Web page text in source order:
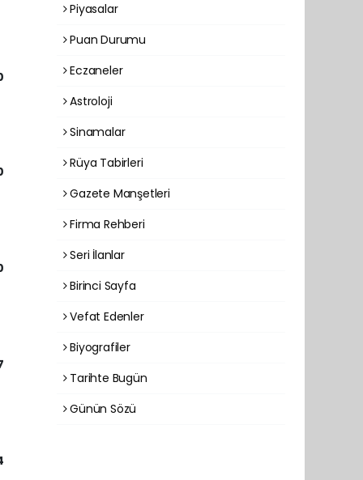
Piyasalar
Puan Durumu
Eczaneler
Astroloji
Sinamalar
Rüya Tabirleri
Gazete Manşetleri
Firma Rehberi
Seri İlanlar
Birinci Sayfa
Vefat Edenler
Biyografiler
Tarihte Bugün
Günün Sözü